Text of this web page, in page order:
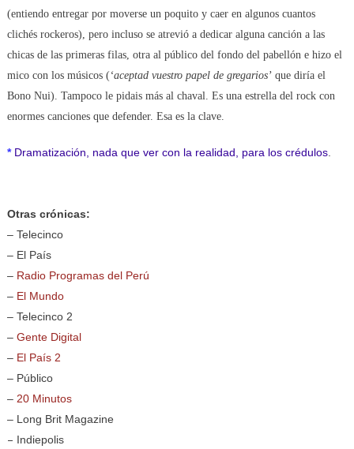
(entiendo entregar por moverse un poquito y caer en algunos cuantos
clichés rockeros), pero incluso se atrevió a dedicar alguna canción a las
chicas de las primeras filas, otra al público del fondo del pabellón e hizo el
mico con los músicos (‘aceptad vuestro papel de gregarios’que diría el
Bono Nui). Tampoco le pidais más al chaval. Es una estrella del rock con
enormes canciones que defender. Esa es la clave.
* Dramatización, nada que ver con la realidad, para los crédulos.
Otras crónicas:
– Telecinco
– El País
– Radio Programas del Perú
– El Mundo
– Telecinco 2
– Gente Digital
– El País 2
– Público
– 20 Minutos
– Long Brit Magazine
– Indiepolis